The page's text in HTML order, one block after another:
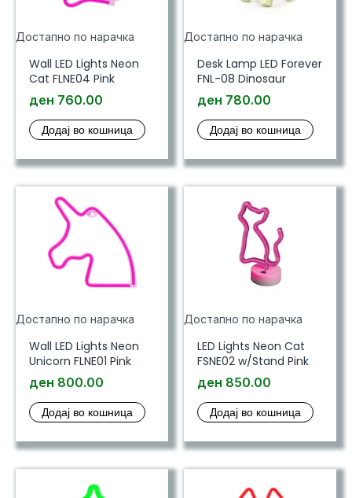
Достапно по нарачка
Wall LED Lights Neon
Cat FLNE04 Pink
ден 760.00
Додај во кошница
Достапно по нарачка
Desk Lamp LED Forever
FNL-08 Dinosaur
ден 780.00
Додај во кошница
Достапно по нарачка
Wall LED Lights Neon
Unicorn FLNE01 Pink
ден 800.00
Додај во кошница
Достапно по нарачка
LED Lights Neon Cat
FSNE02 w/Stand Pink
ден 850.00
Додај во кошница